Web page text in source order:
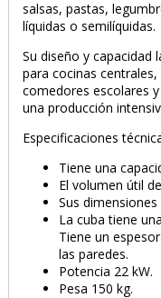
salsas, pastas,
líquidas o semilíquidas.
Su diseño y capacidad
para cocinas
comedores escolares
una producción
Especificaciones
Tiene una
El volumen útil
Sus
La cuba tiene
Tiene un
las paredes.
Potencia 22 kW.
Pesa 150 kg.